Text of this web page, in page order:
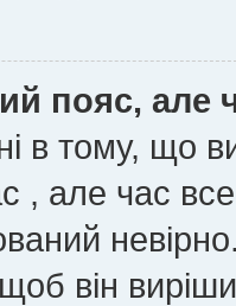
пояс, але
в тому, що
, але час
щоб він